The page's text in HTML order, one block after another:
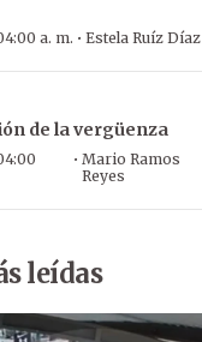
a. m. · Estela Ruíz Díaz
de la vergüenza
· Mario Ramos
Reyes
leídas